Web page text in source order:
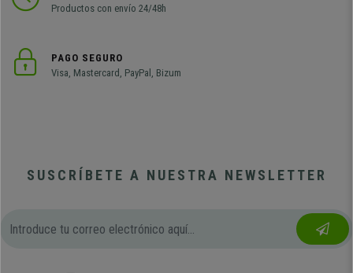
Productos con envío 24/48h
PAGO SEGURO
Visa, Mastercard, PayPal, Bizum
SUSCRÍBETE A NUESTRA NEWSLETTER